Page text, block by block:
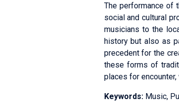
The performance of
social and cultural
musicians to the
history but also as
precedent for the
these forms of
places for
Keywords:Music,